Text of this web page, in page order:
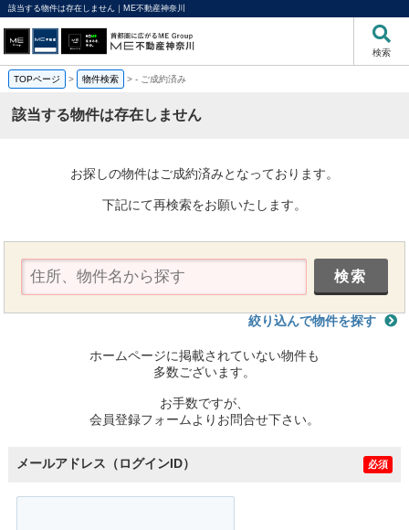
該当する物件は存在しません｜ME不動産神奈川
検索
TOPページ > 物件検索 >- ご成約済み
該当する物件は存在しません
お探しの物件はご成約済みとなっております。
下記にて再検索をお願いたします。
絞り込んで物件を探す
ホームページに掲載されていない物件も
多数ございます。
お手数ですが、
会員登録フォームよりお問合せ下さい。
メールアドレス（ログインID） 必須